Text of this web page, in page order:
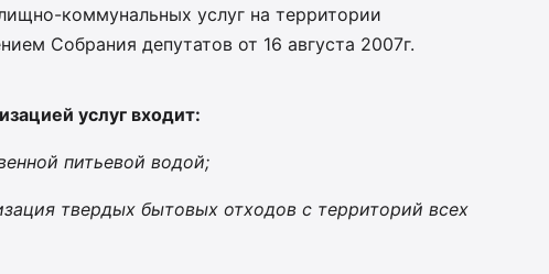
коммунальных услуг на территории
Собрания депутатов от 16 августа 2007г.
услуг входит:
питьевой водой;
твердых бытовых отходов с территорий всех